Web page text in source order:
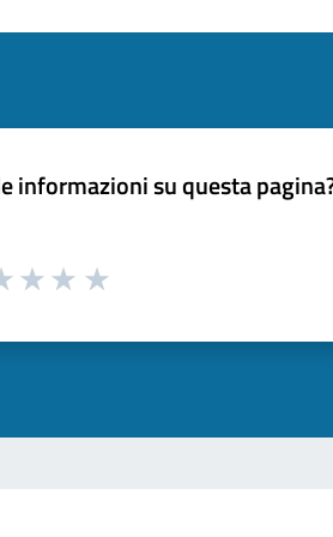
informazioni su questa